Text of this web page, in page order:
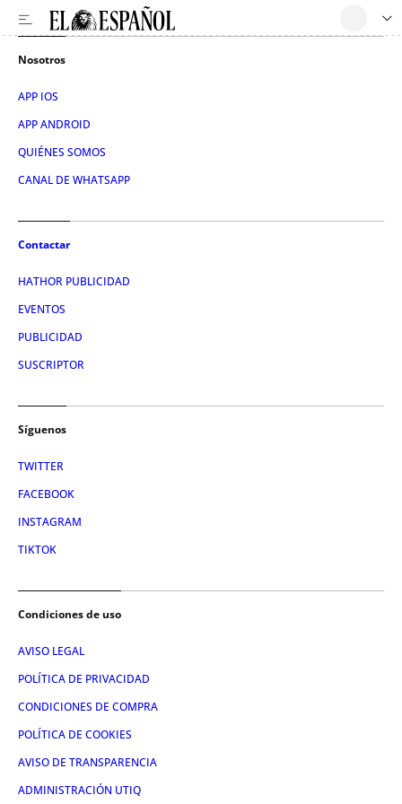
Nosotros
APP IOS
APP ANDROID
QUIÉNES SOMOS
CANAL DE WHATSAPP
Contactar
HATHOR PUBLICIDAD
EVENTOS
PUBLICIDAD
SUSCRIPTOR
Síguenos
TWITTER
FACEBOOK
INSTAGRAM
TIKTOK
Condiciones de uso
AVISO LEGAL
POLÍTICA DE PRIVACIDAD
CONDICIONES DE COMPRA
POLÍTICA DE COOKIES
AVISO DE TRANSPARENCIA
ADMINISTRACIÓN UTIQ